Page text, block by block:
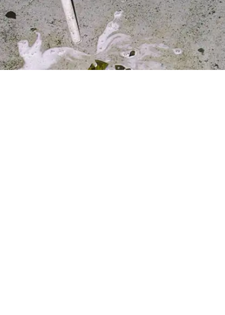
© 2026 André Habermann
Impressum Datenschutz